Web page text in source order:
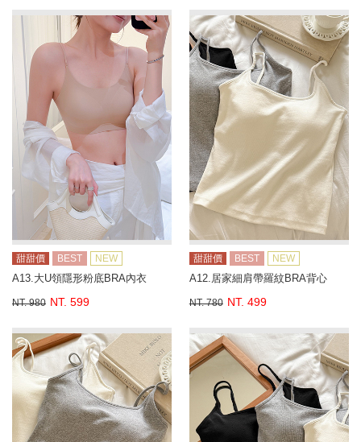
甜甜價 BEST NEW
A13.大U領隱形粉底BRA內衣
NT. 980 NT. 599
甜甜價 BEST NEW
A12.居家細肩帶羅紋BRA背心
NT. 780 NT. 499